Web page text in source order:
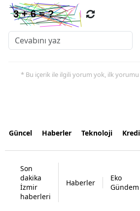
* Bu içerik ile ilgili yorum yok, ilk yorumu
Güncel Haberler Teknoloji Kredi
Son
dakika
İzmir
haberleri
Haberler
Eko
Gündem